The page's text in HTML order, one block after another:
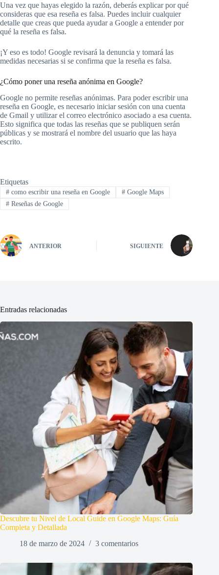
Una vez que hayas elegido la razón, deberás explicar por qué
consideras que esa reseña es falsa. Puedes incluir cualquier
detalle que creas que pueda ayudar a Google a entender por
qué la reseña es falsa.
¡Y eso es todo! Google revisará la denuncia y tomará las
medidas necesarias si se confirma que la reseña es falsa.
¿Cómo poner una reseña anónima en Google?
Google no permite reseñas anónimas. Para poder escribir una
reseña en Google, es necesario iniciar sesión con una cuenta
de Gmail y utilizar el correo electrónico asociado a esa cuenta.
Esto significa que todas las reseñas que se publiquen serán
públicas y se mostrará el nombre del usuario que las haya
escrito.
Etiquetas
#como escribir una reseña en Google #Google Maps
#Reseñas de Google
ANTERIOR SIGUIENTE
Entradas relacionadas
Descubre tu Nivel de Local Guide en Google Maps: Guía
Completa y Detallada
18 de marzo de 2024
3 comentarios